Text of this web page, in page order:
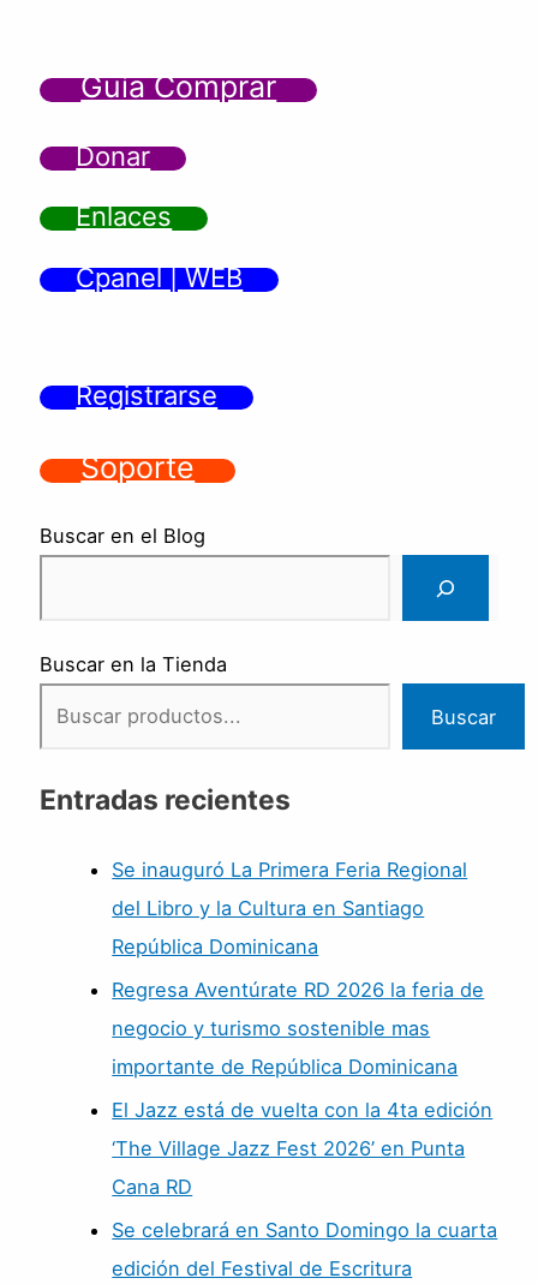
Guía Comprar
Donar
Enlaces
Cpanel | WEB
Registrarse
Soporte
Buscar en el Blog
Buscar en la Tienda
Buscar
Entradas recientes
Se inauguró La Primera Feria Regional
del Libro y la Cultura en Santiago
República Dominicana
Regresa Aventúrate RD 2026 la feria de
negocio y turismo sostenible mas
importante de República Dominicana
El Jazz está de vuelta con la 4ta edición
‘The Village Jazz Fest 2026’ en Punta
Cana RD
Se celebrará en Santo Domingo la cuarta
edición del Festival de Escritura